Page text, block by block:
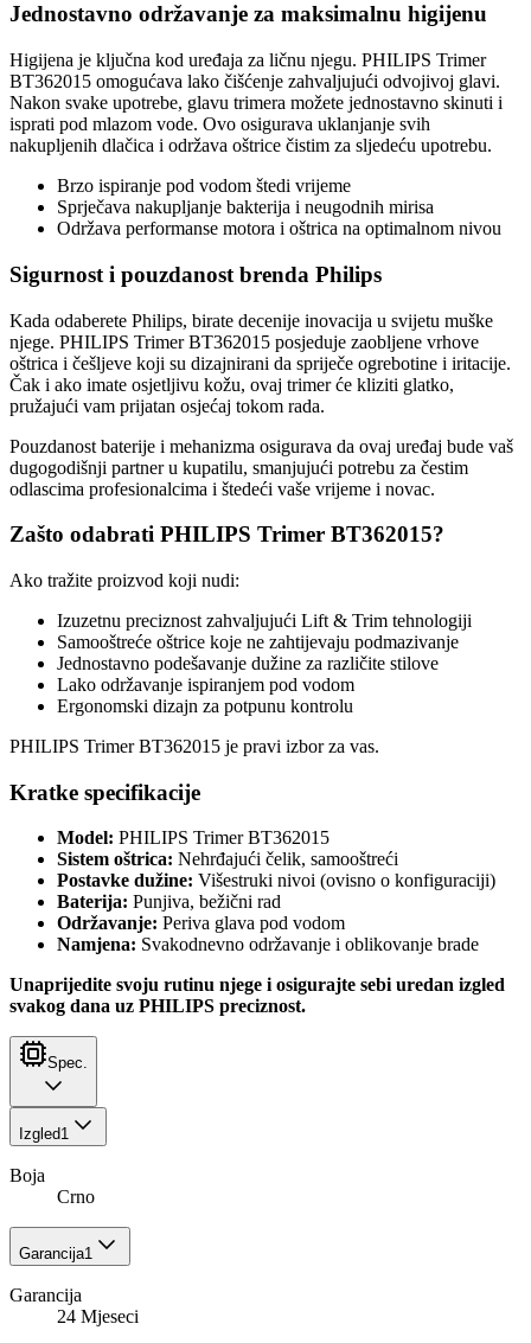
Jednostavno održavanje za maksimalnu higijenu
Higijena je ključna kod uređaja za ličnu njegu. PHILIPS Trimer
BT362015 omogućava lako čišćenje zahvaljujući odvojivoj glavi.
Nakon svake upotrebe, glavu trimera možete jednostavno skinuti i
isprati pod mlazom vode. Ovo osigurava uklanjanje svih
nakupljenih dlačica i održava oštrice čistim za sljedeću upotrebu.
Brzo ispiranje pod vodom štedi vrijeme
Sprječava nakupljanje bakterija i neugodnih mirisa
Održava performanse motora i oštrica na optimalnom nivou
Sigurnost i pouzdanost brenda Philips
Kada odaberete Philips, birate decenije inovacija u svijetu muške
njege. PHILIPS Trimer BT362015 posjeduje zaobljene vrhove
oštrica i češljeve koji su dizajnirani da spriječe ogrebotine i iritacije.
Čak i ako imate osjetljivu kožu, ovaj trimer će kliziti glatko,
pružajući vam prijatan osjećaj tokom rada.
Pouzdanost baterije i mehanizma osigurava da ovaj uređaj bude vaš
dugogodišnji partner u kupatilu, smanjujući potrebu za čestim
odlascima profesionalcima i štedeći vaše vrijeme i novac.
Zašto odabrati PHILIPS Trimer BT362015?
Ako tražite proizvod koji nudi:
Izuzetnu preciznost zahvaljujući Lift & Trim tehnologiji
Samooštreće oštrice koje ne zahtijevaju podmazivanje
Jednostavno podešavanje dužine za različite stilove
Lako održavanje ispiranjem pod vodom
Ergonomski dizajn za potpunu kontrolu
PHILIPS Trimer BT362015 je pravi izbor za vas.
Kratke specifikacije
Model: PHILIPS Trimer BT362015
Sistem oštrica: Nehrđajući čelik, samooštreći
Postavke dužine: Višestruki nivoi (ovisno o konfiguraciji)
Baterija: Punjiva, bežični rad
Održavanje: Periva glava pod vodom
Namjena: Svakodnevno održavanje i oblikovanje brade
Unaprijedite svoju rutinu njege i osigurajte sebi uredan izgled
svakog dana uz PHILIPS preciznost.
Spec.
Izgled1
Boja
Crno
Garancija1
Garancija
24 Mjeseci